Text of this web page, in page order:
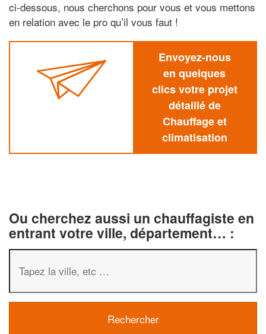
ci-dessous, nous cherchons pour vous et vous mettons
en relation avec le pro qu’il vous faut !
Envoyez-nous
en quelques
clics votre projet
détaillé de
Chauffage et
climatisation
Ou cherchez aussi un chauffagiste en
entrant votre ville, département… :